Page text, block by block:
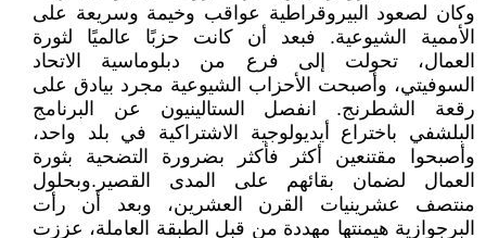
وكان لصعود البيروقراطية عواقب وخيمة وسريعة على
الأممية الشيوعية. فبعد أن كانت حزبًا عالميًا لثورة
العمال، تحولت إلى فرع من دبلوماسية الاتحاد
السوفيتي، وأصبحت الأحزاب الشيوعية مجرد بيادق على
رقعة الشطرنج. انفصل الستالينيون عن البرنامج
البلشفي باختراع أيديولوجية الاشتراكية في بلد واحد،
وأصبحوا مقتنعين أكثر فأكثر بضرورة التضحية بثورة
العمال لضمان بقائهم على المدى القصير.وبحلول
منتصف عشرينيات القرن العشرين، وبعد أن رأت
البرجوازية هيمنتها مهددة من قبل الطبقة العاملة، عززت